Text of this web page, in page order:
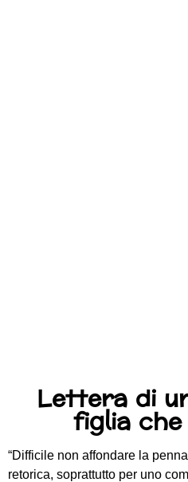
Lettera di
figlia
“Difficile non affondare la
retorica, soprattutto per uno